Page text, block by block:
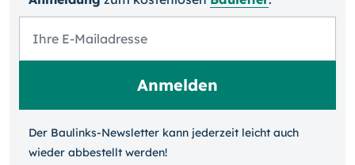
Der Baulinks-Newsletter kann jeder­zeit leicht auch
wieder ab­bestellt werden!